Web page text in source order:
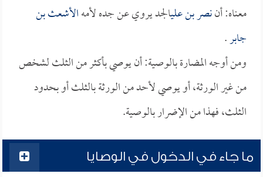
معناه: أننصر بن عليالجد يروي عن جده لأمهالأشعث بن
جابر.
ومن أوجه المضارة بالوصية: أن يوصي بأكثر من الثلث لشخص
من غير الورثة، أو يوصي لأحد من الورثة بالثلث أو بحدود
الثلث، فهذا من الإضرار بالوصية.
ما جاء في الدخول في الوصايا